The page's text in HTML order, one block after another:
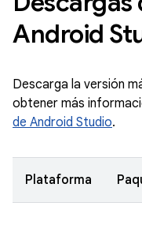
Android
Descarga la versión
obtener más
de Android Studio.
Plataforma